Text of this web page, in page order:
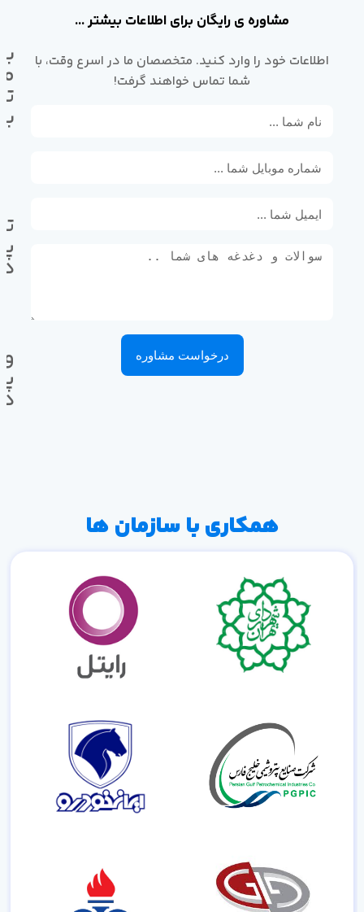
مشاوره ی رایگان برای اطلاعات بیشتر ...
اطلاعات خود را وارد کنید. متخصصان ما در اسرع وقت، با
شما تماس خواهند گرفت!
درخواست مشاوره
با
همکاری با سازمان ها